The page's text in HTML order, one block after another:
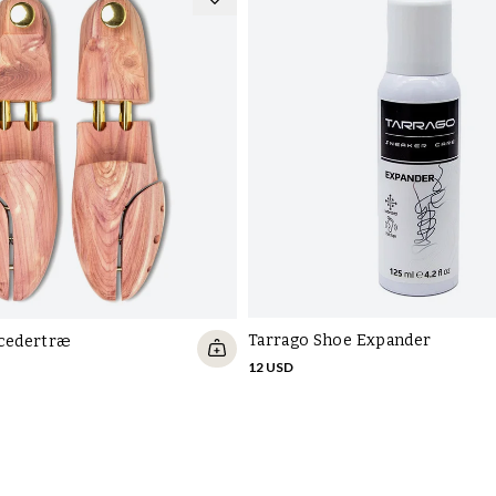
Tarrago Shoe Expander
12 USD